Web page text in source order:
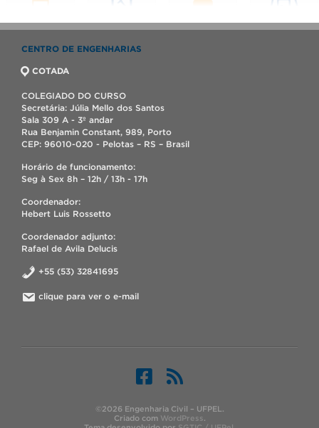
CENTRO DE ENGENHARIAS
COTADA
COLEGIADO DO CURSO
Secretária: Júlia Mello dos Santos
Sala 309 A - 3º andar
Rua Benjamin Constant, 989, Porto
CEP: 96010-020 - Pelotas – RS – Brasil
Horário de funcionamento:
Seg à Sex 8h – 12h / 13h - 17h
Coordenador:
Hebert Luis Rossetto
Coordenador adjunto:
Rafael de Avila Delucis
+55 (53) 32841695
clique para ver o e-mail
©2026 Engenharia Civil – UFPEL.
Criado com WordPress.